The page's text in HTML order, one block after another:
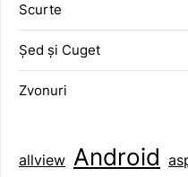
Scurte
Șed și Cuget
Zvonuri
allview Android